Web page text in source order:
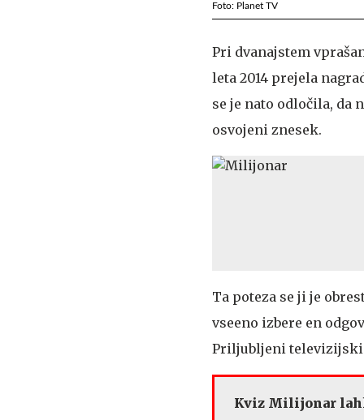
Foto: Planet TV
Pri dvanajstem
leta 2014 prejela
se je nato odločila, da
osvojeni znesek.
Ta poteza se ji je
vseeno izbere en
Priljubljeni televizijski
Kviz Milijonar